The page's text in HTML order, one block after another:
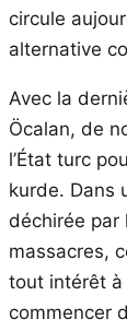
circule
alternative
Avec la
Öcalan, de
l’État turc
kurde. Dans
déchirée par
massacres,
tout intérêt à
commencer